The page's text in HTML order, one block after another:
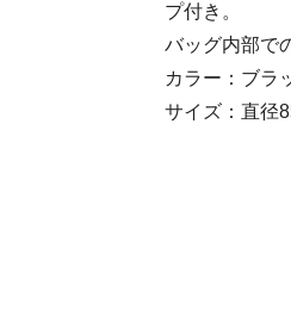
プ付き。
バッグ内部で
カラー：ブラ
サイズ：直径